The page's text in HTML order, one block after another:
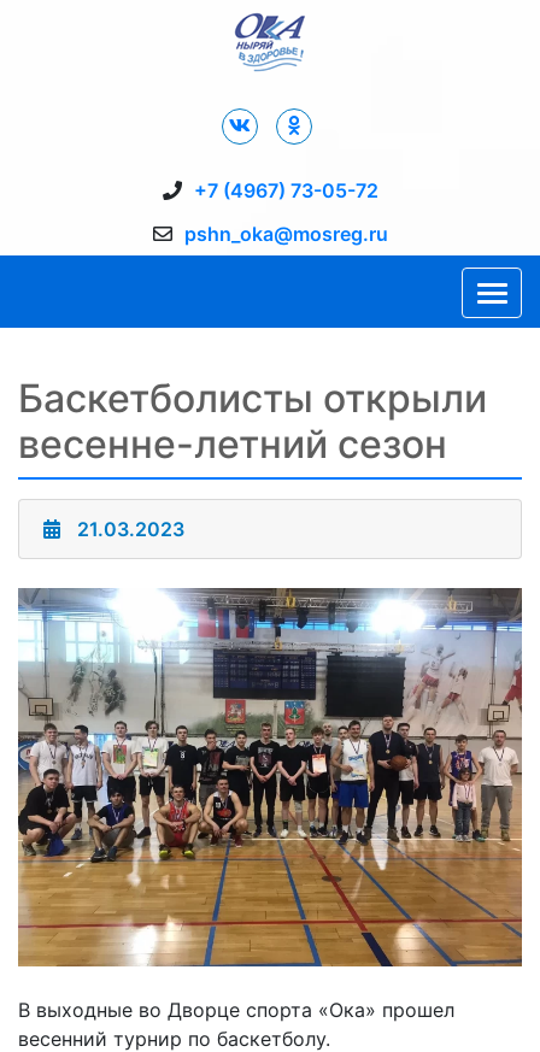
+7 (4967) 73-05-72
pshn_oka@mosreg.ru
Баскетболисты открыли
весенне-летний сезон
21.03.2023
В выходные во Дворце спорта «Ока» прошел
весенний турнир по баскетболу.